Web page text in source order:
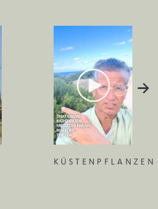
KÜSTENPFLANZEN